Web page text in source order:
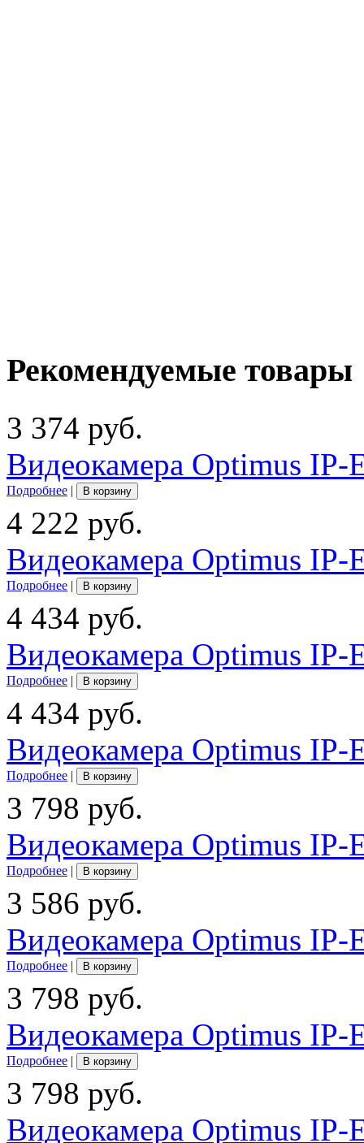
Рекомендуемые товары
3 374 руб.
Видеокамера Optimus IP-
Подробнее | В корзину
4 222 руб.
Видеокамера Optimus IP-
Подробнее | В корзину
4 434 руб.
Видеокамера Optimus IP-
Подробнее | В корзину
4 434 руб.
Видеокамера Optimus IP-
Подробнее | В корзину
3 798 руб.
Видеокамера Optimus IP-
Подробнее | В корзину
3 586 руб.
Видеокамера Optimus IP-
Подробнее | В корзину
3 798 руб.
Видеокамера Optimus IP-
Подробнее | В корзину
3 798 руб.
Видеокамера Optimus IP-